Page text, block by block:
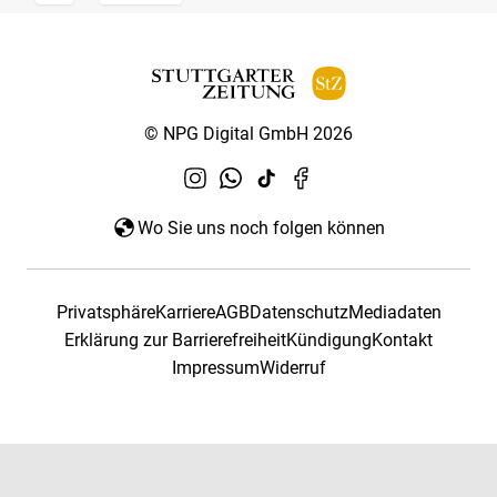
© NPG Digital GmbH 2026
Wo Sie uns noch folgen können
PrivatsphäreKarriereAGBDatenschutzMediadaten
Erklärung zur BarrierefreiheitKündigungKontakt
ImpressumWiderruf